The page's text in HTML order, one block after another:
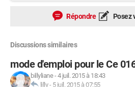
Répondre Posez
Discussions similaires
mode d'emploi pour le Ce
billyliane-4 juil. 2015 à 18:43
lilly- 5 juil. 2015 à 07:55